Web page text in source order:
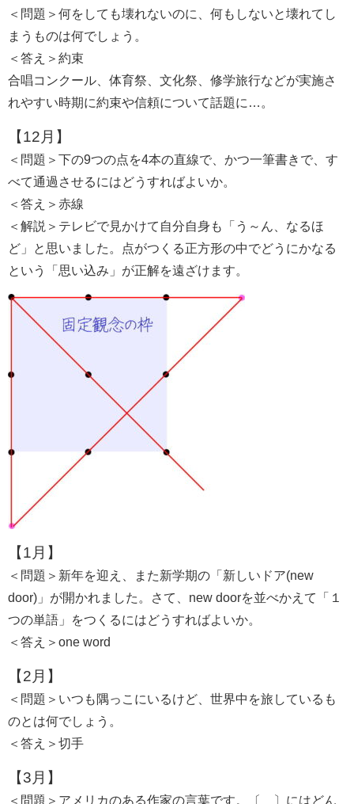
＜問題＞何をしても壊れないのに、何もしないと壊れてし
まうものは何でしょう。
＜答え＞約束
合唱コンクール、体育祭、文化祭、修学旅行などが実施さ
れやすい時期に約束や信頼について話題に…。
【12月】
＜問題＞下の9つの点を4本の直線で、かつ一筆書きで、す
べて通過させるにはどうすればよいか。
＜答え＞赤線
＜解説＞テレビで見かけて自分自身も「う～ん、なるほ
ど」と思いました。点がつくる正方形の中でどうにかなる
という「思い込み」が正解を遠ざけます。
【1月】
＜問題＞新年を迎え、また新学期の「新しいドア(new
door)」が開かれました。さて、new doorを並べかえて「１
つの単語」をつくるにはどうすればよいか。
＜答え＞one word
【2月】
＜問題＞いつも隅っこにいるけど、世界中を旅しているも
のとは何でしょう。
＜答え＞切手
【3月】
＜問題＞アメリカのある作家の言葉です。〔 〕にはどん